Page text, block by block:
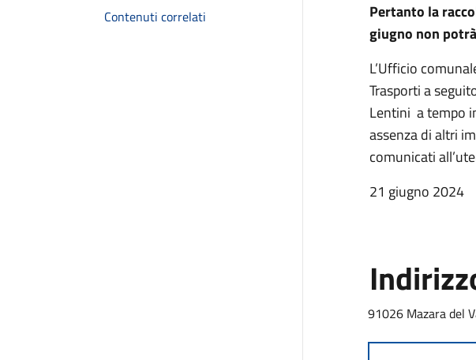
Contenuti correlati
Pertanto la
giugno non
L’Ufficio
Trasporti a
Lentini a tempo
assenza di altri
comunicati
21 giugno 2024
91026 Mazara del